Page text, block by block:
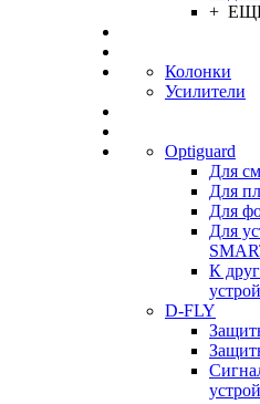
+
Колонки
Усилители
Optiguard
Для
Для
Для
Для
К
D-FLY